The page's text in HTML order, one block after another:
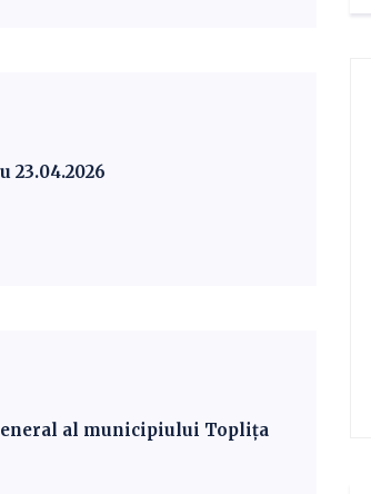
al municipiului Toplița